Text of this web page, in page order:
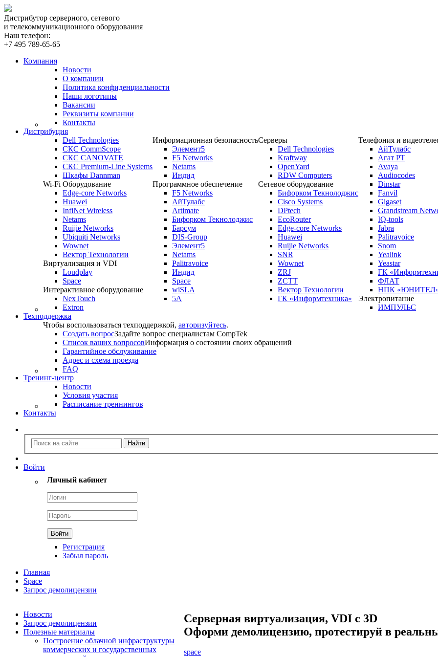
Дистрибутор серверного, сетевого
и телекоммуникационного оборудования
Наш телефон:
+7 495 789-65-65
Компания
Новости
О компании
Политика конфиденциальности
Наши логотипы
Вакансии
Реквизиты компании
Контакты
Дистрибуция
Dell Technologies
СКС CommScope
СКС CANOVATE
СКС Premium-Line Systems
Шкафы Dannman
Wi-Fi Оборудование
Edge-core Networks
Huawei
InfiNet Wireless
Netams
Ruijie Networks
Ubiquiti Networks
Wownet
Вектор Технологии
Виртуализация и VDI
Loudplay
Space
Интерактивное оборудование
NexTouch
Extron
Информационная безопасность
Элемент5
F5 Networks
Netams
Индид
Программное обеспечение
F5 Networks
АйТулабс
Artimate
Бифорком Текнолоджис
Барсум
DIS-Group
Элемент5
Netams
Palitravoice
Индид
Space
wiSLA
5A
Серверы
Dell Technologies
Kraftway
OpenYard
RDW Computers
Сетевое оборудование
Бифорком Текнолоджис
Cisco Systems
DPtech
EcoRouter
Edge-core Networks
Huawei
Ruijie Networks
SNR
Wownet
ZRJ
ZCTT
Вектор Технологии
ГК «Информтехника»
Телефония и
АйТулабс
Агат РТ
Avaya
Audiocodes
Dinstar
Fanvil
Gigaset
Grandstream
IQ-tools
Jabra
Palitravoice
Snom
Yealink
Yeastar
ГК
ФЛАТ
НПК
Электропитание
ИМПУЛЬС
Техподдержка
Чтобы воспользоваться техподдержкой, авторизуйтесь.
Создать вопросЗадайте вопрос специалистам CompTek
Список ваших вопросовИнформация о состоянии своих обращений
Гарантийное обслуживание
Адрес и схема проезда
FAQ
Тренинг-центр
Новости
Условия участия
Расписание треннингов
Контакты
Войти
Личный кабинет
Регистрация
Забыл пароль
Главная
Space
Запрос демолицензии
Новости
Запрос демолицензии
Полезные материалы
Построение облачной инфраструктуры
коммерческих и государственных
Серверная виртуализация, VDI с 3D
Оформи демолицензию, протестируй в
space